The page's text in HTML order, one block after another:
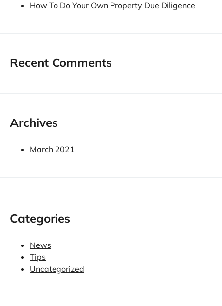
How To Do Your Own Property Due Diligence
Recent Comments
Archives
March 2021
Categories
News
Tips
Uncategorized